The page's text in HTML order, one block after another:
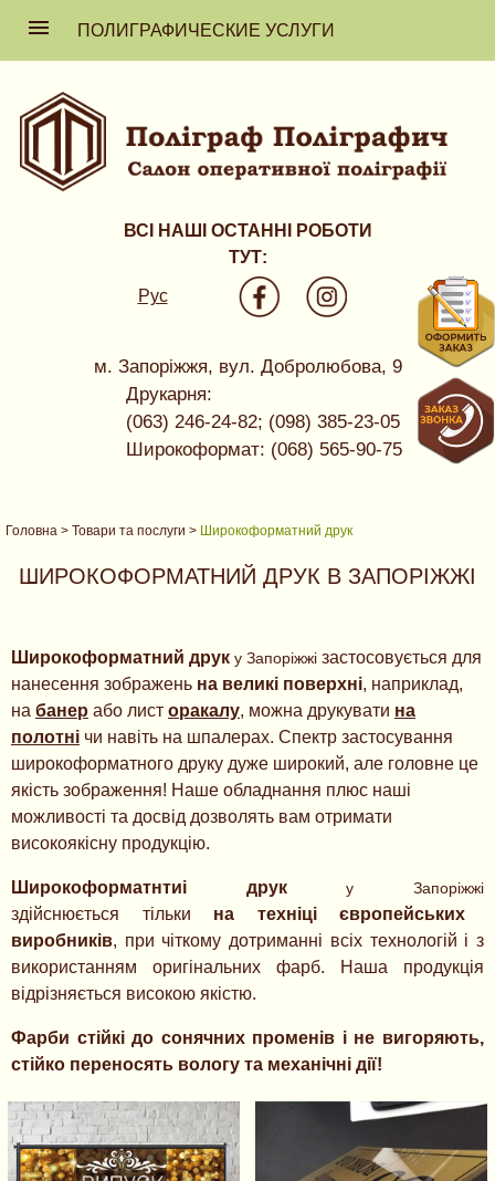
ПОЛИГРАФИЧЕСКИЕ УСЛУГИ
ВСІ НАШІ ОСТАННІ РОБОТИ
ТУТ:
Рус
м. Запоріжжя, вул. Добролюбова, 9
Друкарня:
(063) 246-24-82; (098) 385-23-05
Широкоформат: (068) 565-90-75
Головна > Товари та послуги > Широкоформатний друк
ШИРОКОФОРМАТНИЙ ДРУК В ЗАПОРІЖЖІ
Широкоформатний друк у Запоріжжі застосовується для
нанесення зображень на великі поверхні, наприклад,
на банер або лист оракалу, можна друкувати на
полотні чи навіть на шпалерах. Спектр застосування
широкоформатного друку дуже широкий, але головне це
якість зображення! Наше обладнання плюс наші
можливості та досвід дозволять вам отримати
високоякісну продукцію.
Широкоформатнтиі друк у Запоріжжі
здійснюється тільки на техніці європейських
виробників, при чіткому дотриманні всіх технологій і з
використанням оригінальних фарб. Наша продукція
відрізняється високою якістю.
Фарби стійкі до сонячних променів і не вигоряють,
стійко переносять вологу та механічні дії!